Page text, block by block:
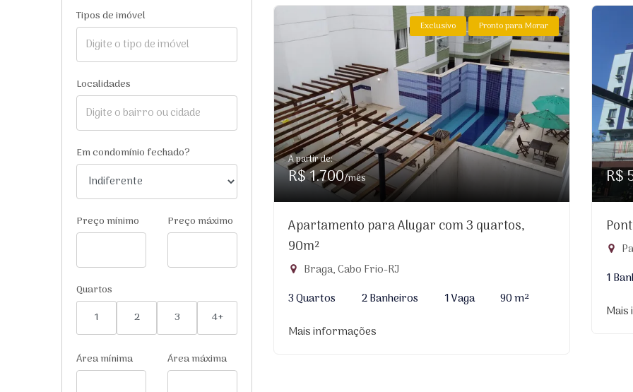
Tipos de imóvel
Localidades
Em condomínio fechado?
Preço mínimo Preço máximo
Quartos
1
2 3 4+
Área mínima Área máxima
Exclusivo Pronto para Morar
A partir de:
R$ 1.700/mês
Apartamento para Alugar com 3 quartos,
90m²
Braga, Cabo Frio-RJ
3 Quartos
2 Banheiros 1 Vaga
90 m²
Mais informações
R$
1